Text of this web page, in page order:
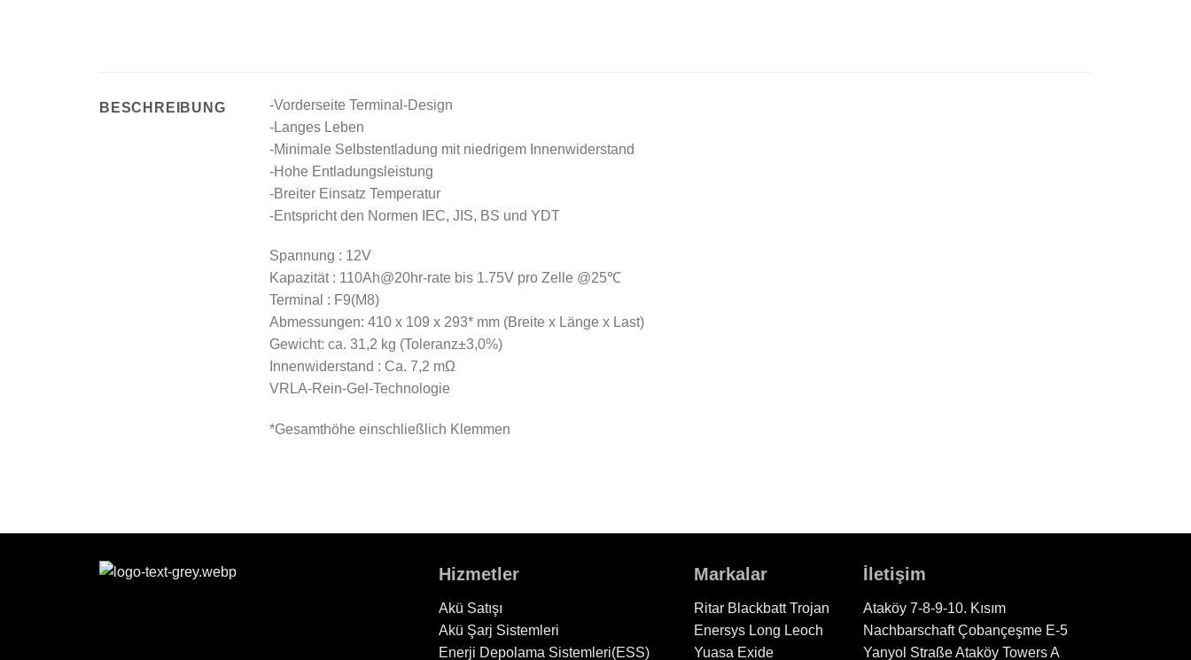
BESCHREIBUNG
-Vorderseite Terminal-Design
-Langes Leben
-Minimale Selbstentladung mit niedrigem Innenwiderstand
-Hohe Entladungsleistung
-Breiter Einsatz Temperatur
-Entspricht den Normen IEC, JIS, BS und YDT
Spannung : 12V
Kapazität : 110Ah@20hr-rate bis 1.75V pro Zelle @25℃
Terminal : F9(M8)
Abmessungen: 410 x 109 x 293* mm (Breite x Länge x Last)
Gewicht: ca. 31,2 kg (Toleranz±3,0%)
Innenwiderstand : Ca. 7,2 mΩ
VRLA-Rein-Gel-Technologie
*Gesamthöhe einschließlich Klemmen
Hizmetler
Akü Satışı
Akü Şarj Sistemleri
Enerji Depolama Sistemleri(ESS)
Markalar
Ritar Blackbatt Trojan
Enersys Long Leoch
Yuasa Exide
İletişim
Ataköy 7-8-9-10. Kısım
Nachbarschaft Çobançeşme E-5
Yanyol Straße Ataköy Towers A